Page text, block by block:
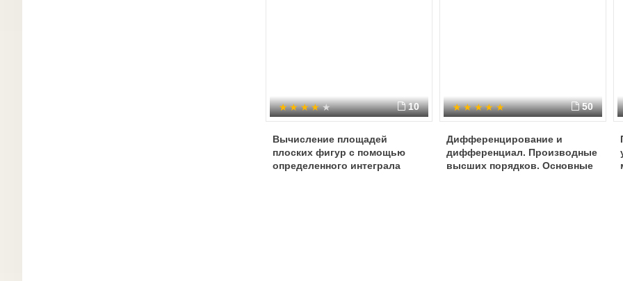
10
Вычисление площадей
плоских фигур с помощью
определенного интеграла
50
Дифференцирование и
дифференциал. Производные
высших порядков. Основные